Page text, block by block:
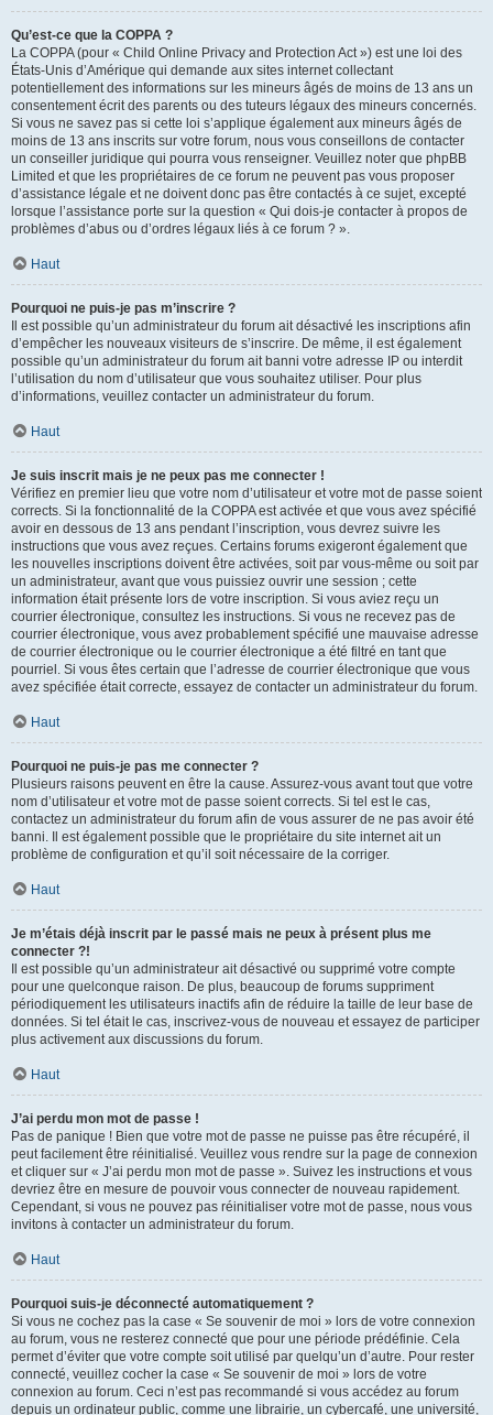
Qu’est-ce que la COPPA ?
La COPPA (pour « Child Online Privacy and Protection Act ») est une loi des
États-Unis d’Amérique qui demande aux sites internet collectant
potentiellement des informations sur les mineurs âgés de moins de 13 ans un
consentement écrit des parents ou des tuteurs légaux des mineurs concernés.
Si vous ne savez pas si cette loi s’applique également aux mineurs âgés de
moins de 13 ans inscrits sur votre forum, nous vous conseillons de contacter
un conseiller juridique qui pourra vous renseigner. Veuillez noter que phpBB
Limited et que les propriétaires de ce forum ne peuvent pas vous proposer
d’assistance légale et ne doivent donc pas être contactés à ce sujet, excepté
lorsque l’assistance porte sur la question « Qui dois-je contacter à propos de
problèmes d’abus ou d’ordres légaux liés à ce forum ? ».
Haut
Pourquoi ne puis-je pas m’inscrire ?
Il est possible qu’un administrateur du forum ait désactivé les inscriptions afin
d’empêcher les nouveaux visiteurs de s’inscrire. De même, il est également
possible qu’un administrateur du forum ait banni votre adresse IP ou interdit
l’utilisation du nom d’utilisateur que vous souhaitez utiliser. Pour plus
d’informations, veuillez contacter un administrateur du forum.
Haut
Je suis inscrit mais je ne peux pas me connecter !
Vérifiez en premier lieu que votre nom d’utilisateur et votre mot de passe soient
corrects. Si la fonctionnalité de la COPPA est activée et que vous avez spécifié
avoir en dessous de 13 ans pendant l’inscription, vous devrez suivre les
instructions que vous avez reçues. Certains forums exigeront également que
les nouvelles inscriptions doivent être activées, soit par vous-même ou soit par
un administrateur, avant que vous puissiez ouvrir une session ; cette
information était présente lors de votre inscription. Si vous aviez reçu un
courrier électronique, consultez les instructions. Si vous ne recevez pas de
courrier électronique, vous avez probablement spécifié une mauvaise adresse
de courrier électronique ou le courrier électronique a été filtré en tant que
pourriel. Si vous êtes certain que l’adresse de courrier électronique que vous
avez spécifiée était correcte, essayez de contacter un administrateur du forum.
Haut
Pourquoi ne puis-je pas me connecter ?
Plusieurs raisons peuvent en être la cause. Assurez-vous avant tout que votre
nom d’utilisateur et votre mot de passe soient corrects. Si tel est le cas,
contactez un administrateur du forum afin de vous assurer de ne pas avoir été
banni. Il est également possible que le propriétaire du site internet ait un
problème de configuration et qu’il soit nécessaire de la corriger.
Haut
Je m’étais déjà inscrit par le passé mais ne peux à présent plus me
connecter ?!
Il est possible qu’un administrateur ait désactivé ou supprimé votre compte
pour une quelconque raison. De plus, beaucoup de forums suppriment
périodiquement les utilisateurs inactifs afin de réduire la taille de leur base de
données. Si tel était le cas, inscrivez-vous de nouveau et essayez de participer
plus activement aux discussions du forum.
Haut
J’ai perdu mon mot de passe !
Pas de panique ! Bien que votre mot de passe ne puisse pas être récupéré, il
peut facilement être réinitialisé. Veuillez vous rendre sur la page de connexion
et cliquer sur « J’ai perdu mon mot de passe ». Suivez les instructions et vous
devriez être en mesure de pouvoir vous connecter de nouveau rapidement.
Cependant, si vous ne pouvez pas réinitialiser votre mot de passe, nous vous
invitons à contacter un administrateur du forum.
Haut
Pourquoi suis-je déconnecté automatiquement ?
Si vous ne cochez pas la case « Se souvenir de moi » lors de votre connexion
au forum, vous ne resterez connecté que pour une période prédéfinie. Cela
permet d’éviter que votre compte soit utilisé par quelqu’un d’autre. Pour rester
connecté, veuillez cocher la case « Se souvenir de moi » lors de votre
connexion au forum. Ceci n’est pas recommandé si vous accédez au forum
depuis un ordinateur public, comme une librairie, un cybercafé, une université,